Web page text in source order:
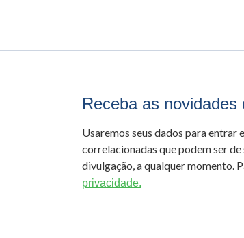
Receba as novidades
Usaremos seus dados para
correlacionadas que podem ser
divulgação, a qualquer momento.
privacidade.